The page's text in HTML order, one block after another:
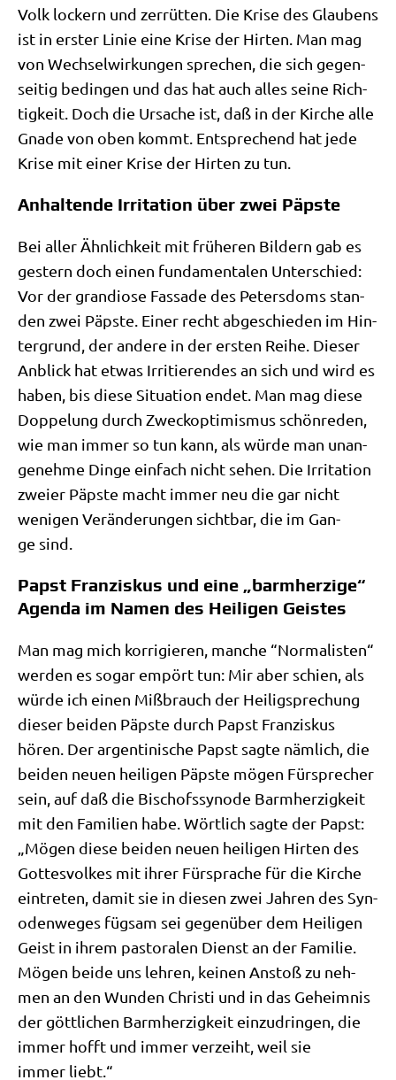
Volk lockern und zer­rüt­ten. Die Kri­se des Glau­bens
ist in erster Linie eine Kri­se der Hir­ten. Man mag
von Wech­sel­wir­kun­gen spre­chen, die sich gegen­
sei­tig bedin­gen und das hat auch alles sei­ne Rich­
tig­keit. Doch die Ursa­che ist, daß in der Kir­che alle
Gna­de von oben kommt. Ent­spre­chend hat jede
Kri­se mit einer Kri­se der Hir­ten zu tun.
Anhaltende Irritation über zwei Päpste
Bei aller Ähn­lich­keit mit frü­he­ren Bil­dern gab es
gestern doch einen fun­da­men­ta­len Unter­schied:
Vor der gran­dio­se Fas­sa­de des Peters­doms stan­
den zwei Päp­ste. Einer recht abge­schie­den im Hin­
ter­grund, der ande­re in der ersten Rei­he. Die­ser
Anblick hat etwas Irri­tie­ren­des an sich und wird es
haben, bis die­se Situa­ti­on endet. Man mag die­se
Dop­pe­lung durch Zweck­op­ti­mis­mus schön­re­den,
wie man immer so tun kann, als wür­de man unan­
ge­neh­me Din­ge ein­fach nicht sehen. Die Irri­ta­ti­on
zwei­er Päp­ste macht immer neu die gar nicht
weni­gen Ver­än­de­run­gen sicht­bar, die im Gan­
ge sind.
Papst Franziskus und eine „barmherzige“
Agenda im Namen des Heiligen Geistes
Man mag mich kor­ri­gie­ren, man­che “Nor­ma­li­sten“
wer­den es sogar empört tun: Mir aber schien, als
wür­de ich einen Miß­brauch der Hei­lig­spre­chung
die­ser bei­den Päp­ste durch Papst Fran­zis­kus
hören. Der argen­ti­ni­sche Papst sag­te näm­lich, die
bei­den neu­en hei­li­gen Päp­ste mögen Für­spre­cher
sein, auf daß die Bischofs­syn­ode Barm­her­zig­keit
mit den Fami­li­en habe. Wört­lich sag­te der Papst:
„Mögen die­se bei­den neu­en hei­li­gen Hir­ten des
Got­tes­vol­kes mit ihrer Für­spra­che für die Kir­che
ein­tre­ten, damit sie in die­sen zwei Jah­ren des Syn­
oden­we­ges füg­sam sei gegen­über dem Hei­li­gen
Geist in ihrem pasto­ra­len Dienst an der Fami­lie.
Mögen bei­de uns leh­ren, kei­nen Anstoß zu neh­
men an den Wun­den Chri­sti und in das Geheim­nis
der gött­li­chen Barm­her­zig­keit ein­zu­drin­gen, die
immer hofft und immer ver­zeiht, weil sie
immer liebt.“